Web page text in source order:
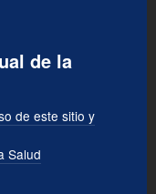
de la
de este sitio y
Salud